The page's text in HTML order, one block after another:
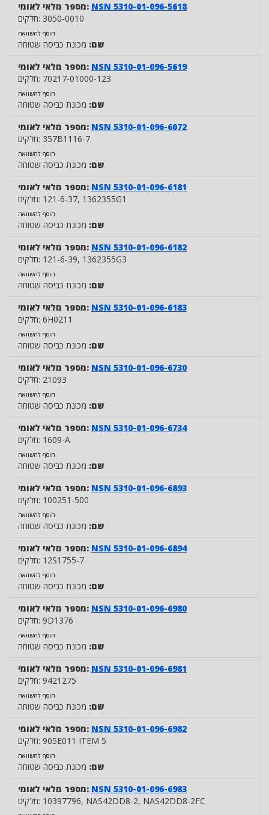
מספר מלאי לאומי: NSN 5310-01-096-5618
חלקים: 3050-0010
הוסף להשוואה
שם: מכונת כביסה שטוחה
מספר מלאי לאומי: NSN 5310-01-096-5619
חלקים: 70217-01000-123
הוסף להשוואה
שם: מכונת כביסה שטוחה
מספר מלאי לאומי: NSN 5310-01-096-6072
חלקים: 357B1116-7
הוסף להשוואה
שם: מכונת כביסה שטוחה
מספר מלאי לאומי: NSN 5310-01-096-6181
חלקים: 121-6-37, 1362355G1
הוסף להשוואה
שם: מכונת כביסה שטוחה
מספר מלאי לאומי: NSN 5310-01-096-6182
חלקים: 121-6-39, 1362355G3
הוסף להשוואה
שם: מכונת כביסה שטוחה
מספר מלאי לאומי: NSN 5310-01-096-6183
חלקים: 6H0211
הוסף להשוואה
שם: מכונת כביסה שטוחה
מספר מלאי לאומי: NSN 5310-01-096-6730
חלקים: 21093
הוסף להשוואה
שם: מכונת כביסה שטוחה
מספר מלאי לאומי: NSN 5310-01-096-6734
חלקים: 1609-A
הוסף להשוואה
שם: מכונת כביסה שטוחה
מספר מלאי לאומי: NSN 5310-01-096-6893
חלקים: 100251-500
הוסף להשוואה
שם: מכונת כביסה שטוחה
מספר מלאי לאומי: NSN 5310-01-096-6894
חלקים: 12S1755-7
הוסף להשוואה
שם: מכונת כביסה שטוחה
מספר מלאי לאומי: NSN 5310-01-096-6980
חלקים: 9D1376
הוסף להשוואה
שם: מכונת כביסה שטוחה
מספר מלאי לאומי: NSN 5310-01-096-6981
חלקים: 9421275
הוסף להשוואה
שם: מכונת כביסה שטוחה
מספר מלאי לאומי: NSN 5310-01-096-6982
חלקים: 905E011 ITEM 5
הוסף להשוואה
שם: מכונת כביסה שטוחה
מספר מלאי לאומי: NSN 5310-01-096-6983
חלקים: 10397796, NAS42DD8-2, NAS42DD8-2FC